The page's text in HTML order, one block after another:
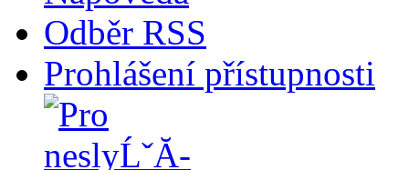
Odběr RSS
Prohlášení přístupnosti